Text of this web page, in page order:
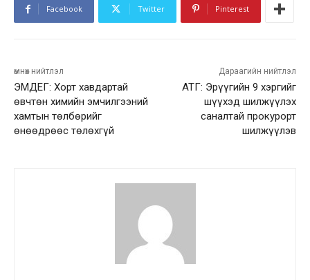
Facebook Twitter Pinterest
өмнөх нийтлэл
ЭМДЕГ: Хорт хавдартай
өвчтөн химийн эмчилгээний
хамтын төлбөрийг
өнөөдрөөс төлөхгүй
Дараагийн нийтлэл
АТГ: Эрүүгийн 9 хэргийг
шүүхэд шилжүүлэх
саналтай прокурорт
шилжүүлэв